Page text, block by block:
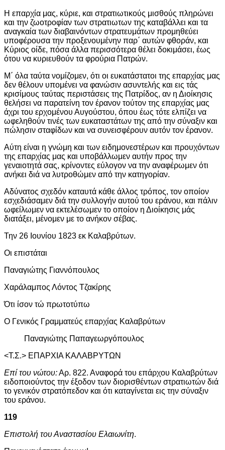
Η επαρχία μας, κύριε, και στρατιωτικούς μισθούς πληρώνει
και την ζωοτροφίαν των στρατιωτων της καταβάλλει και τα
αναγκαία των διαβαινόντων στρατευμάτων προμηθεύει
υποφέρουσα την προξενουμένην παρ΄ αυτών φθοράν, και
Κύριος οίδε, πόσα άλλα περισσότερα θέλει δοκιμάσει, έως
ότου να κυριευθούν τα φρούρια Πατρών.
Μ΄ όλα ταύτα νομίζομεν, ότι οι ευκατάστατοι της επαρχίας μας
δεν θέλουν υπομένει να φανώσιν ασυντελής και εις τάς
κρισίμους ταύτας περιστάσεις της Πατρίδος, αν η Διοίκησις
θελήσει να παρατείνη τον έρανον τούτον της επαρχίας μας
άχρι του ερχομένου Αυγούστου, όπου έως τότε ελπίζει να
ωφεληθούν τινές των ευκαταστάτων της από την σύναξιν και
πώλησιν σταφίδων και να συνεισφέρουν αυτόν τον έρανον.
Αύτη είναι η γνώμη και των ειδημονεστέρων και προυχόντων
της επαρχίας μας και υποβάλλωμεν αυτήν προς την
γεναιοτητά σας, κρίνοντες εύλογον να την αναφέρωμεν ότι
ανήκει διά να λυτροθώμεν από την κατηγορίαν.
Αδύνατος σχεδόν καταυτά κάθε άλλος τρόπος, τον οποίον
εσχεδιάσαμεν διά την συλλογήν αυτού του εράνου, και πάλιν
ωφείλωμεν να εκτελέσωμεν το οποίον η Διοίκησις μάς
διατάξει, μένομεν με το ανήκον σέβας.
Την 26 Ιουνίου 1823 εκ Καλαβρύτων.
Οι επιστάται
Παναγιώτης Γιαννόπουλος
Χαράλαμπος Λόντος Τζακίρης
Ότι ίσον τώ πρωτοτύπω
Ο Γενικός Γραμματεύς επαρχίας Καλαβρύτων
Παναγιώτης Παπαγεωργόπουλος
<Τ.Σ.> ΕΠΑΡΧΙΑ ΚΑΛΑΒΡΥΤΩΝ
Επί του νώτου:Αρ. 822. Αναφορά του επάρχου Καλαβρύτων
ειδοποιούντος την έξοδον των διορισθέντων στρατιωτών διά
το γενικόν στρατόπεδον και ότι καταγίνεται εις την σύναξιν
του εράνου.
119
Επιστολή του Αναστασίου Ελαιωνίτη.